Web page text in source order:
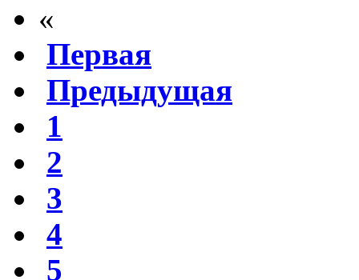
«
Первая
Предыдущая
1
2
3
4
5